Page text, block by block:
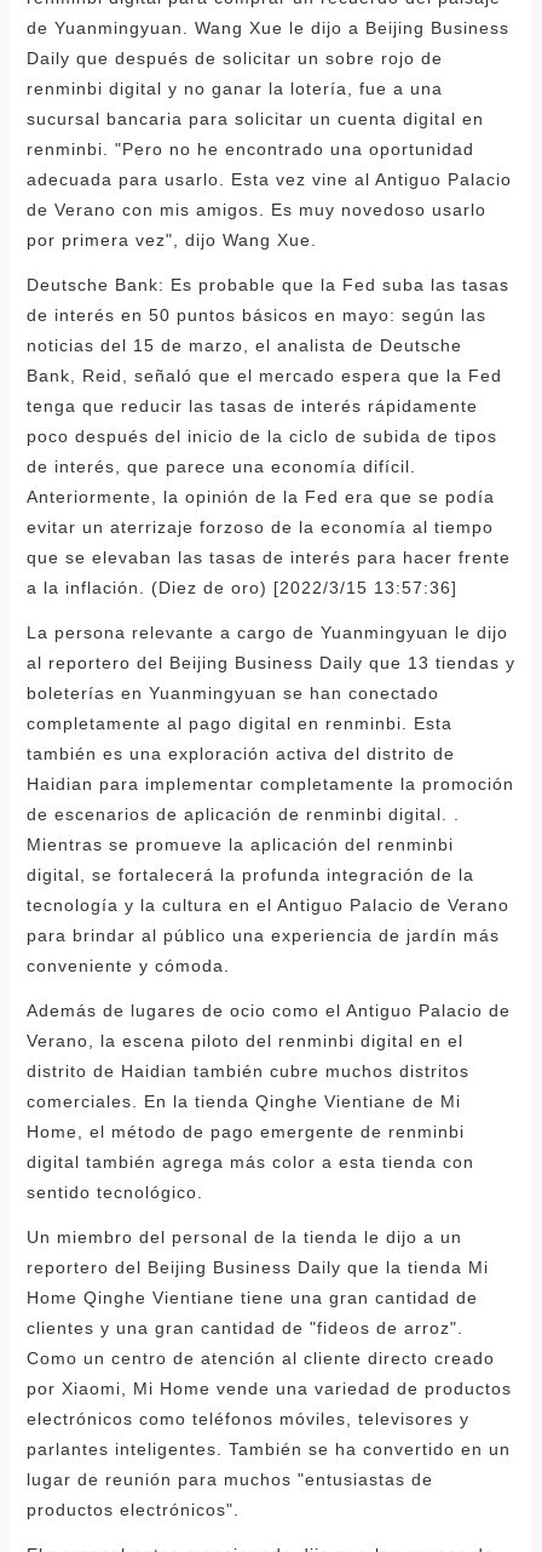
de Yuanmingyuan. Wang Xue le dijo a Beijing Business
Daily que después de solicitar un sobre rojo de
renminbi digital y no ganar la lotería, fue a una
sucursal bancaria para solicitar un cuenta digital en
renminbi. "Pero no he encontrado una oportunidad
adecuada para usarlo. Esta vez vine al Antiguo Palacio
de Verano con mis amigos. Es muy novedoso usarlo
por primera vez", dijo Wang Xue.
Deutsche Bank: Es probable que la Fed suba las tasas
de interés en 50 puntos básicos en mayo: según las
noticias del 15 de marzo, el analista de Deutsche
Bank, Reid, señaló que el mercado espera que la Fed
tenga que reducir las tasas de interés rápidamente
poco después del inicio de la ciclo de subida de tipos
de interés, que parece una economía difícil.
Anteriormente, la opinión de la Fed era que se podía
evitar un aterrizaje forzoso de la economía al tiempo
que se elevaban las tasas de interés para hacer frente
a la inflación. (Diez de oro) [2022/3/15 13:57:36]
La persona relevante a cargo de Yuanmingyuan le dijo
al reportero del Beijing Business Daily que 13 tiendas y
boleterías en Yuanmingyuan se han conectado
completamente al pago digital en renminbi. Esta
también es una exploración activa del distrito de
Haidian para implementar completamente la promoción
de escenarios de aplicación de renminbi digital. .
Mientras se promueve la aplicación del renminbi
digital, se fortalecerá la profunda integración de la
tecnología y la cultura en el Antiguo Palacio de Verano
para brindar al público una experiencia de jardín más
conveniente y cómoda.
Además de lugares de ocio como el Antiguo Palacio de
Verano, la escena piloto del renminbi digital en el
distrito de Haidian también cubre muchos distritos
comerciales. En la tienda Qinghe Vientiane de Mi
Home, el método de pago emergente de renminbi
digital también agrega más color a esta tienda con
sentido tecnológico.
Un miembro del personal de la tienda le dijo a un
reportero del Beijing Business Daily que la tienda Mi
Home Qinghe Vientiane tiene una gran cantidad de
clientes y una gran cantidad de "fideos de arroz".
Como un centro de atención al cliente directo creado
por Xiaomi, Mi Home vende una variedad de productos
electrónicos como teléfonos móviles, televisores y
parlantes inteligentes. También se ha convertido en un
lugar de reunión para muchos "entusiastas de
productos electrónicos".